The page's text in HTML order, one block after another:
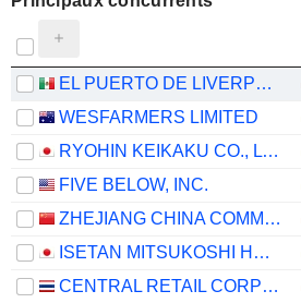
EL PUERTO DE LIVERPOOL, S.A.B. DE C.V.
WESFARMERS LIMITED
RYOHIN KEIKAKU CO., LTD.
FIVE BELOW, INC.
ZHEJIANG CHINA COMMODITIES CITY GROUP CO., LTD.
ISETAN MITSUKOSHI HOLDINGS LTD.
CENTRAL RETAIL CORPORATION